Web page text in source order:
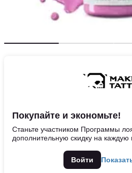
Покупайте и экономьте!
Станьте участником Программы
дополнительную скидку на каждую
Войти